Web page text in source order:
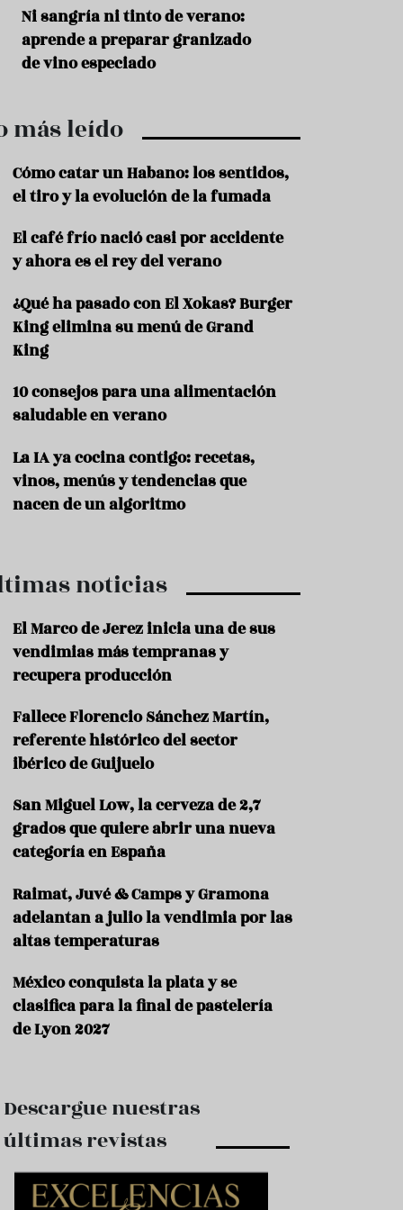
t
o
m
R
e
S
u
d
o
d
o
n
e
s
r
a
n
F
n
Ni sangría ni tinto de verano:
aprende a preparar granizado
de vino especiado
más leído
Cómo catar un Habano: los sentidos,
el tiro y la evolución de la fumada
El café frío nació casi por accidente
y ahora es el rey del verano
¿Qué ha pasado con El Xokas? Burger
King elimina su menú de Grand
King
10 consejos para una alimentación
saludable en verano
La IA ya cocina contigo: recetas,
vinos, menús y tendencias que
nacen de un algoritmo
noticias
El Marco de Jerez inicia una de sus
vendimias más tempranas y
recupera producción
Fallece Florencio Sánchez Martín,
referente histórico del sector
ibérico de Guijuelo
San Miguel Low, la cerveza de 2,7
grados que quiere abrir una nueva
categoría en España
Raimat, Juvé & Camps y Gramona
adelantan a julio la vendimia por las
altas temperaturas
México conquista la plata y se
clasifica para la final de pastelería
de Lyon 2027
Descargue nuestras
últimas revistas